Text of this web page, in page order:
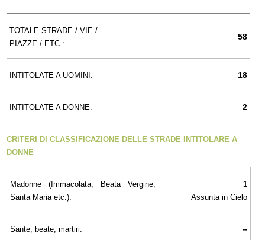
TOTALE STRADE / VIE /
PIAZZE / ETC.:
58
INTITOLATE A UOMINI: 18
INTITOLATE A DONNE: 2
CRITERI DI CLASSIFICAZIONE DELLE STRADE INTITOLARE A
DONNE
Madonne (Immacolata, Beata Vergine,
Santa Maria etc.):
1
Assunta in Cielo
Sante, beate, martiri: --